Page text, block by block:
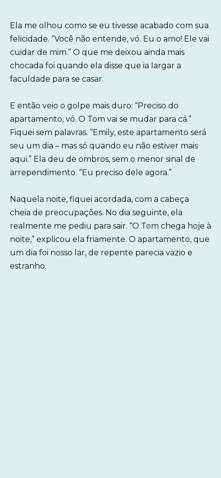
Ela me olhou como se eu tivesse acabado com sua
felicidade. “Você não entende, vó. Eu o amo! Ele vai
cuidar de mim.” O que me deixou ainda mais
chocada foi quando ela disse que ia largar a
faculdade para se casar.
E então veio o golpe mais duro: “Preciso do
apartamento, vó. O Tom vai se mudar para cá.”
Fiquei sem palavras. “Emily, este apartamento será
seu um dia – mas só quando eu não estiver mais
aqui.” Ela deu de ombros, sem o menor sinal de
arrependimento. “Eu preciso dele agora.”
Naquela noite, fiquei acordada, com a cabeça
cheia de preocupações. No dia seguinte, ela
realmente me pediu para sair. “O Tom chega hoje à
noite,” explicou ela friamente. O apartamento, que
um dia foi nosso lar, de repente parecia vazio e
estranho.